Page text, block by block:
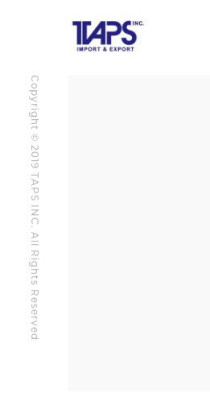
Copyright © 2019 TAPS INC. All Rights Reserved